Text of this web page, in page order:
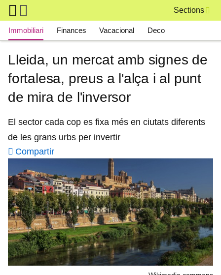
Skip to main content
Sections
Main navigation
Immobiliari Finances Vacacional Deco
Lleida, un mercat amb signes de
fortalesa, preus a l'alça i al punt
de mira de l'inversor
El sector cada cop es fixa més en ciutats diferents
de les grans urbs per invertir
Compartir